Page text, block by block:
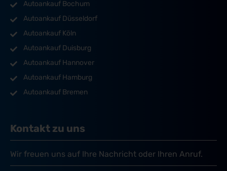
Autoankauf Bochum
Autoankauf Düsseldorf
Autoankauf Köln
Autoankauf Duisburg
Autoankauf Hannover
Autoankauf Hamburg
Autoankauf Bremen
Kontakt zu uns
Wir freuen uns auf Ihre Nachricht oder Ihren Anruf.